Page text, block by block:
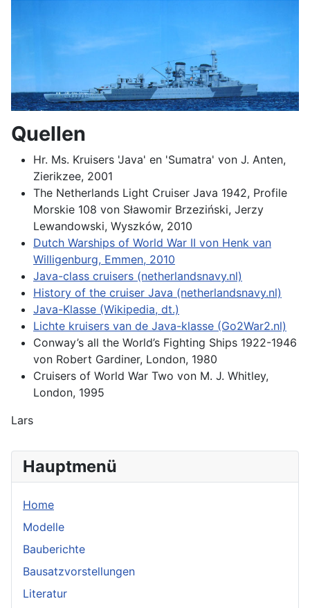
Hauptmenü
Home
Modelle
Bauberichte
Bausatzvorstellungen
Literatur
Quellen
Hr. Ms. Kruisers 'Java' en 'Sumatra' von J. Anten,
Zierikzee, 2001
The Netherlands Light Cruiser Java 1942, Profile
Morskie 108 von Sławomir Brzeziński, Jerzy
Lewandowski, Wyszków, 2010
Dutch Warships of World War II von Henk van
Willigenburg, Emmen, 2010
Java-class cruisers (netherlandsnavy.nl)
History of the cruiser Java (netherlandsnavy.nl)
Java-Klasse (Wikipedia, dt.)
Lichte kruisers van de Java-klasse (Go2War2.nl)
Conway’s all the World’s Fighting Ships 1922-1946
von Robert Gardiner, London, 1980
Cruisers of World War Two von M. J. Whitley,
London, 1995
Lars